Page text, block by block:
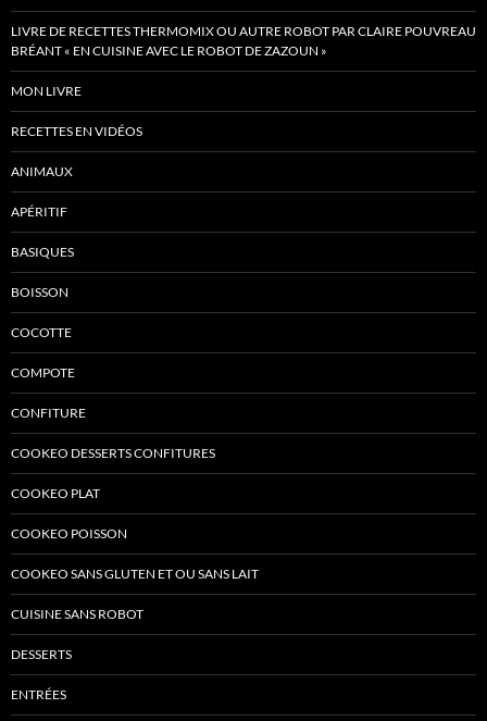
LIVRE DE RECETTES THERMOMIX OU AUTRE ROBOT PAR CLAIRE POUVREAU
BRÉANT « EN CUISINE AVEC LE ROBOT DE ZAZOUN »
MON LIVRE
RECETTES EN VIDÉOS
ANIMAUX
APÉRITIF
BASIQUES
BOISSON
COCOTTE
COMPOTE
CONFITURE
COOKEO DESSERTS CONFITURES
COOKEO PLAT
COOKEO POISSON
COOKEO SANS GLUTEN ET OU SANS LAIT
CUISINE SANS ROBOT
DESSERTS
ENTRÉES